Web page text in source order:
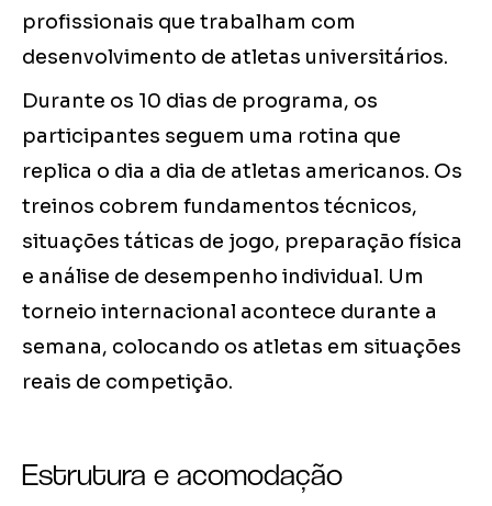
profissionais que trabalham com
desenvolvimento de atletas universitários.
Durante os 10 dias de programa, os
participantes seguem uma rotina que
replica o dia a dia de atletas americanos. Os
treinos cobrem fundamentos técnicos,
situações táticas de jogo, preparação física
e análise de desempenho individual. Um
torneio internacional acontece durante a
semana, colocando os atletas em situações
reais de competição.
Estrutura e acomodação